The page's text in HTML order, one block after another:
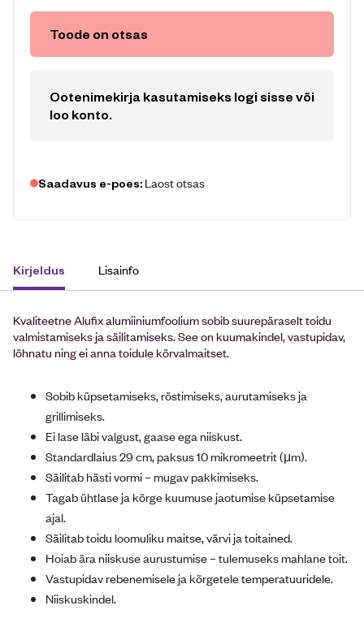
Toode on otsas
Ootenimekirja kasutamiseks logi sisse või
loo konto.
Saadavus e-poes: Laost otsas
Kirjeldus Lisainfo
Kvaliteetne Alufix alumiiniumfoolium sobib suurepäraselt toidu
valmistamiseks ja säilitamiseks. See on kuumakindel, vastupidav,
lõhnatu ning ei anna toidule kõrvalmaitset.
Sobib küpsetamiseks, röstimiseks, aurutamiseks ja
grillimiseks.
Ei lase läbi valgust, gaase ega niiskust.
Standardlaius 29 cm, paksus 10 mikromeetrit (μm).
Säilitab hästi vormi – mugav pakkimiseks.
Tagab ühtlase ja kõrge kuumuse jaotumise küpsetamise
ajal.
Säilitab toidu loomuliku maitse, värvi ja toitained.
Hoiab ära niiskuse aurustumise – tulemuseks mahlane toit.
Vastupidav rebenemisele ja kõrgetele temperatuuridele.
Niiskuskindel.